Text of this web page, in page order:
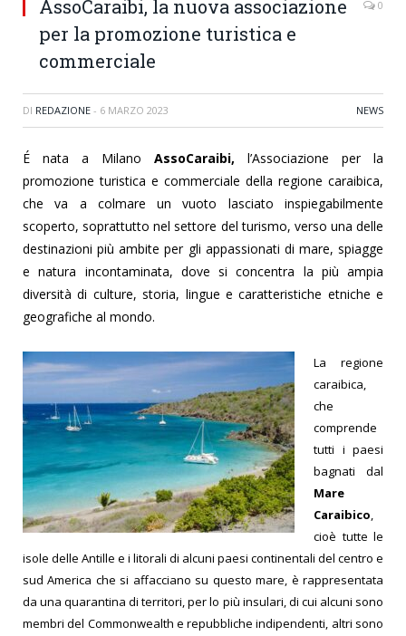
AssoCaraibi, la nuova associazione
per la promozione turistica e
commerciale
0
DI REDAZIONE - 6 MARZO 2023 NEWS
É nata a Milano AssoCaraibi, l’Associazione per la
promozione turistica e commerciale della regione caraibica,
che va a colmare un vuoto lasciato inspiegabilmente
scoperto, soprattutto nel settore del turismo, verso una delle
destinazioni più ambite per gli appassionati di mare, spiagge
e natura incontaminata, dove si concentra la più ampia
diversità di culture, storia, lingue e caratteristiche etniche e
geografiche al mondo.
La regione
caraibica,
che
comprende
tutti i paesi
bagnati dal
Mare
Caraibico,
cioè tutte le
isole delle Antille e i litorali di alcuni paesi continentali del centro e
sud America che si affacciano su questo mare, è rappresentata
da una quarantina di territori, per lo più insulari, di cui alcuni sono
membri del Commonwealth e repubbliche indipendenti, altri sono